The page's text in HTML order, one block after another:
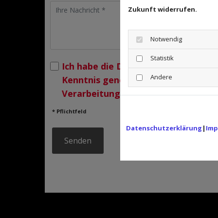
Ich habe die Datenschutzerklärung
Kenntnis genommen und stimme der
Verarbeitung meiner Daten zu. *
* Pflichtfeld
Zukunft widerrufen.
Notwendig
Statistik
Andere
Datenschutzerklärung |